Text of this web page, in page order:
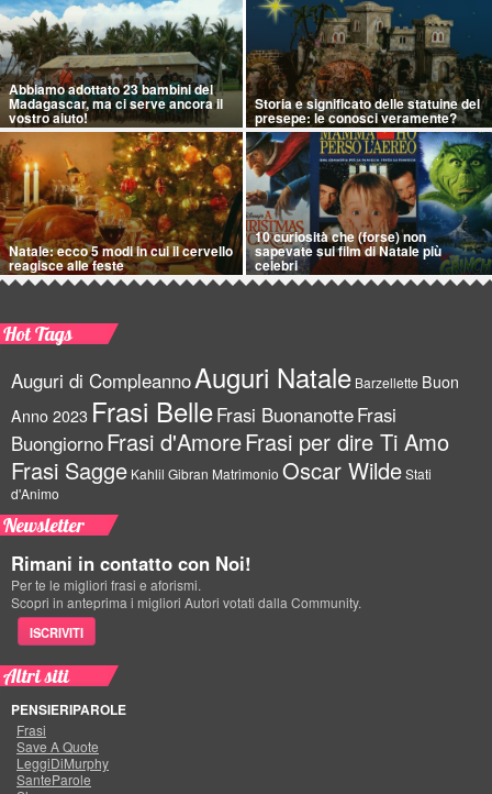
Abbiamo adottato 23 bambini del
Madagascar, ma ci serve ancora il
vostro aiuto!
Storia e significato delle statuine del
presepe: le conosci veramente?
Natale: ecco 5 modi in cui il cervello
reagisce alle feste
10 curiosità che (forse) non
sapevate sui film di Natale più
celebri
Hot Tags
Auguri di CompleannoAuguri Natale Barzellette Buon
Anno 2023 Frasi BelleFrasi BuonanotteFrasi
BuongiornoFrasi d'AmoreFrasi per dire Ti Amo
Frasi Sagge Kahlil Gibran Matrimonio Oscar WildeStati
d'Animo
Newsletter
Rimani in contatto con Noi!
Per te le migliori frasi e aforismi.
Scopri in anteprima i migliori Autori votati dalla Community.
ISCRIVITI
Altri siti
PENSIERIPAROLE
Frasi
Save A Quote
LeggiDiMurphy
SanteParole